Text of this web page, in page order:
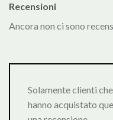
Recensioni
Ancora non ci sono
Solamente clienti
hanno acquistato